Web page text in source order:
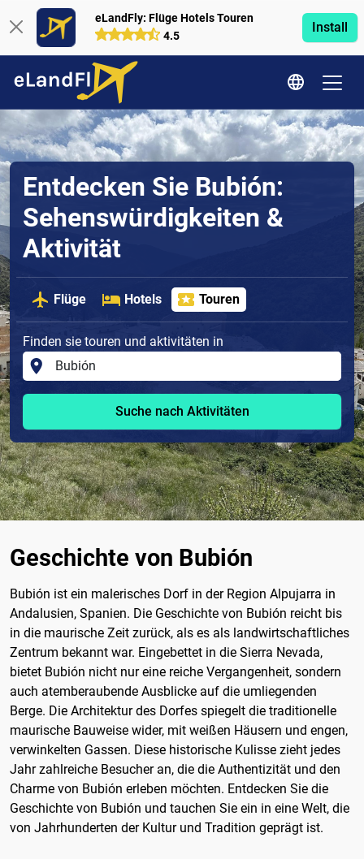
eLandFly: Flüge Hotels Touren
4.5
Install
Entdecken Sie Bubión:
Sehenswürdigkeiten &
Aktivität
Flüge Hotels Touren
Finden sie touren und aktivitäten in
Suche nach Aktivitäten
Geschichte von Bubión
Bubión ist ein malerisches Dorf in der Region Alpujarra in
Andalusien, Spanien. Die Geschichte von Bubión reicht bis
in die maurische Zeit zurück, als es als landwirtschaftliches
Zentrum bekannt war. Eingebettet in die Sierra Nevada,
bietet Bubión nicht nur eine reiche Vergangenheit, sondern
auch atemberaubende Ausblicke auf die umliegenden
Berge. Die Architektur des Dorfes spiegelt die traditionelle
maurische Bauweise wider, mit weißen Häusern und engen,
verwinkelten Gassen. Diese historische Kulisse zieht jedes
Jahr zahlreiche Besucher an, die die Authentizität und den
Charme von Bubión erleben möchten. Entdecken Sie die
Geschichte von Bubión und tauchen Sie ein in eine Welt, die
von Jahrhunderten der Kultur und Tradition geprägt ist.